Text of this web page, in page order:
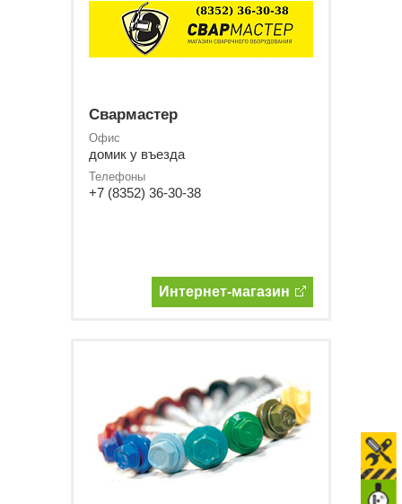
Свармастер
Офис
домик у въезда
Телефоны
+7 (8352) 36-30-38
Интернет-магазин